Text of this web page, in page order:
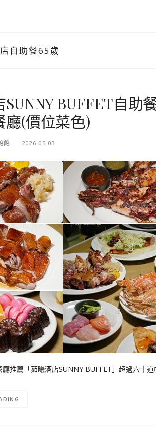
自助餐65歲
SUNNY BUFFET自助
廳(價位菜色)
飽 2026-05-03
廳推薦「茹曦酒店SUNNY BUFFET」超過六十